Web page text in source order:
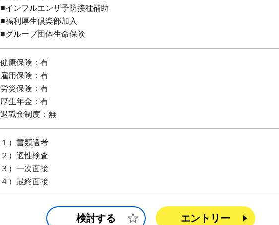
■インフルエンザ予防接種補助
■福利厚生倶楽部加入
■グループ団体生命保険
健康保険：有
雇用保険：有
労災保険：有
厚生年金：有
退職金制度：無
１）書類選考
２）適性検査
３）一次面接
４）最終面接
検討する エントリー